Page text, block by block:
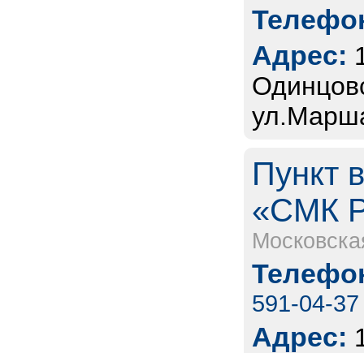
Адрес:
Пункт
«СМК
591-04-37
Адрес: